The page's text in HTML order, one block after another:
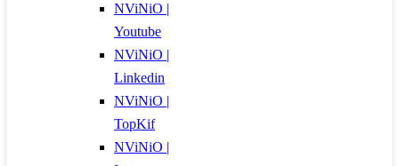
NViNiO |
Youtube
NViNiO |
Linkedin
NViNiO |
TopKif
NViNiO |